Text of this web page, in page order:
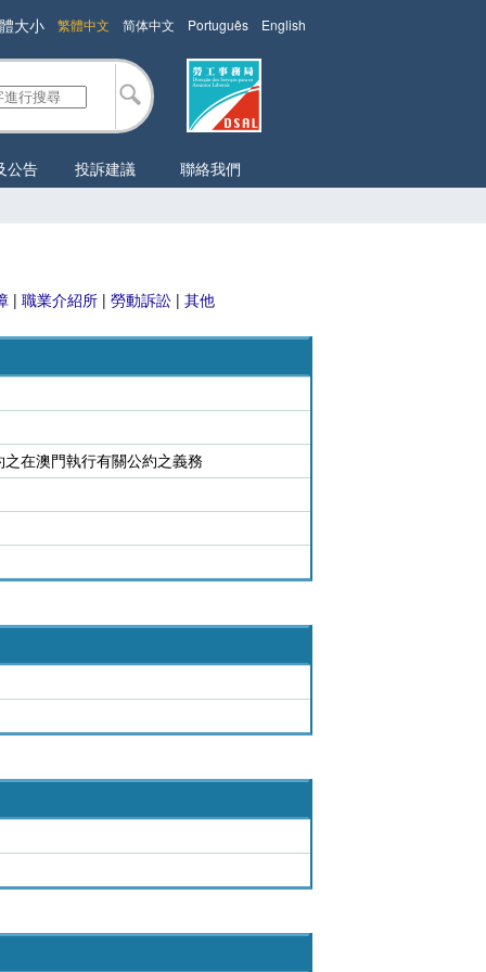
English
Português
简体中文
繁體中文
大小
公告 投訴建議 聯絡我們
| 職業介紹所 | 勞動訴訟 | 其他
在澳門執行有關公約之義務